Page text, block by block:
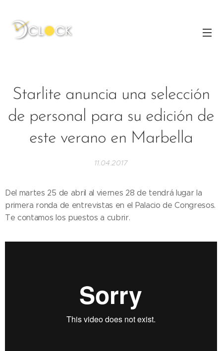
Starlite anuncia una selección
de personal para su edición de
este verano en Marbella
11.04.2017
Del martes 25 de abril al viernes 28 de tendrá lugar la
primera ronda de entrevistas en el Palacio de Congresos.
Te contamos los puestos a cubrir.